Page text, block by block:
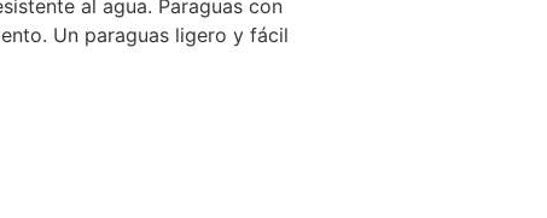
al agua. Paraguas con
Un paraguas ligero y fácil